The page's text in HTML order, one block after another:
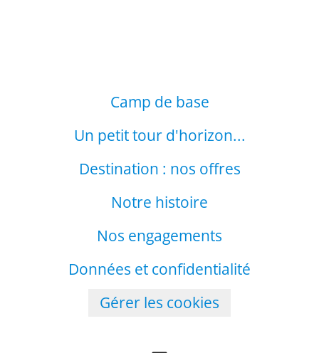
Camp de base
Un petit tour d'horizon...
Destination : nos offres
Notre histoire
Nos engagements
Données et confidentialité
Gérer les cookies